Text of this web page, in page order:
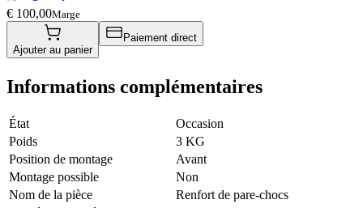
€ 100,00Marge
Ajouter au panier
Paiement direct
Informations complémentaires
État
Occasion
Poids
3 KG
Position de montage
Avant
Montage possible
Non
Nom de la pièce
Renfort de pare-chocs